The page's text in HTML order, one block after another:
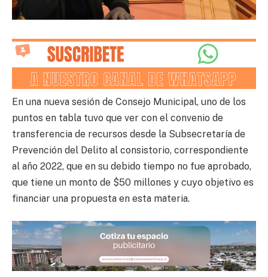
En una nueva sesión de Consejo Municipal, uno de los
puntos en tabla tuvo que ver con el convenio de
transferencia de recursos desde la Subsecretaría de
Prevención del Delito al consistorio, correspondiente
al año 2022, que en su debido tiempo no fue aprobado,
que tiene un monto de $50 millones y cuyo objetivo es
financiar una propuesta en esta materia.